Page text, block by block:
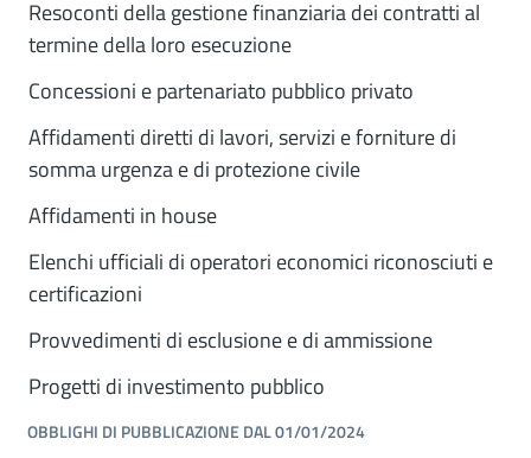
Resoconti della gestione finanziaria dei contratti al
termine della loro esecuzione
Concessioni e partenariato pubblico privato
Affidamenti diretti di lavori, servizi e forniture di
somma urgenza e di protezione civile
Affidamenti in house
Elenchi ufficiali di operatori economici riconosciuti e
certificazioni
Provvedimenti di esclusione e di ammissione
Progetti di investimento pubblico
OBBLIGHI DI PUBBLICAZIONE DAL 01/01/2024